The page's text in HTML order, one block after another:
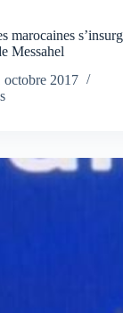
marocaines
Messahel
octobre 2017